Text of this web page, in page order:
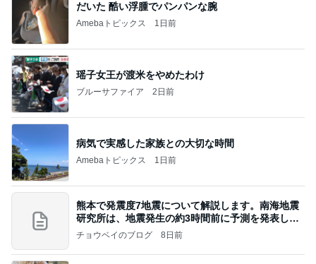
だいた 酷い浮腫でパンパンな腕
Amebaトピックス 1日前
瑶子女王が渡米をやめたわけ
ブルーサファイア 2日前
病気で実感した家族との大切な時間
Amebaトピックス 1日前
熊本で発震度7地震について解説します。南海地震
研究所は、地震発生の約3時間前に予測を発表しま
した
チョウベイのブログ 8日前